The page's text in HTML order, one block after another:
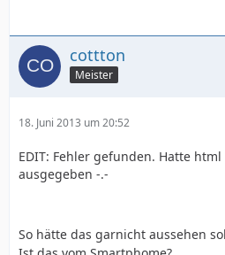
cottton
Meister
18. Juni 2013 um 20:52
EDIT: Fehler gefunden. Hatte html
ausgegeben -.-
So hätte das garnicht aussehen